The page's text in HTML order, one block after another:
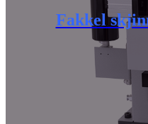
Fakkel